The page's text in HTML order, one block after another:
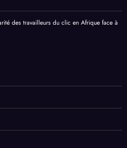
des travailleurs du clic en Afrique face à